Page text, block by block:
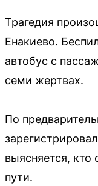
Трагедия
Енакиево.
автобус с
семи жертвах.
По
выясняется, кто
пути.